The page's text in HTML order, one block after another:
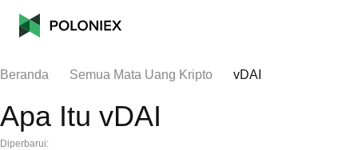
Beranda Semua Mata Uang Kripto vDAI
Apa Itu vDAI
Diperbarui: